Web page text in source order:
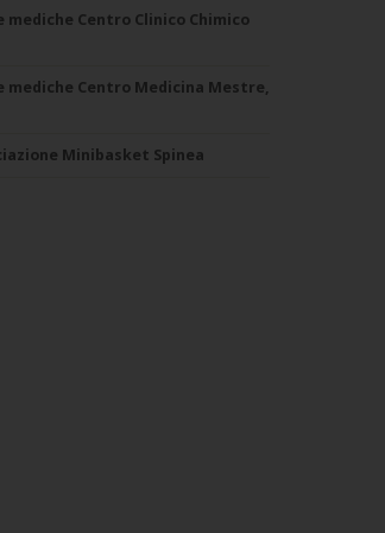
mediche Centro Clinico Chimico
mediche Centro Medicina Mestre,
Minibasket Spinea